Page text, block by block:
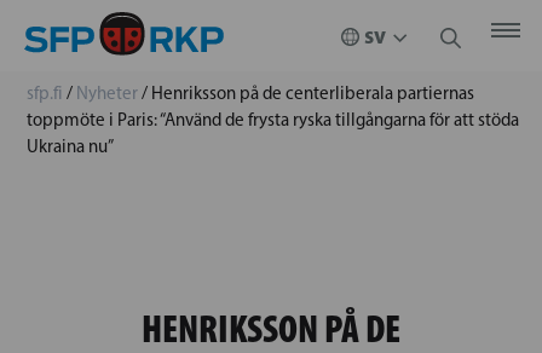
sfp.fi / Nyheter/ Henriksson på de centerliberala partiernas
toppmöte i Paris: “Använd de frysta ryska tillgångarna för att stöda
Ukraina nu”
HENRIKSSON PÅ DE